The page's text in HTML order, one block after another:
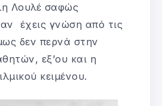
Λουλέ σαφώς
έχεις γνώση από τις
δεν περνά στην
εξ’ου και η
κειμένου.